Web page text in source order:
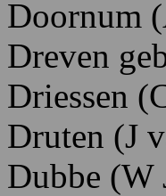
Doornum
Dreven
Driessen
Druten (J
Dubbe (W